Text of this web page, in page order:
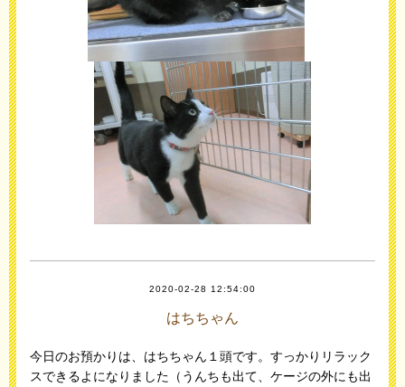
2020-02-28 12:54:00
はちちゃん
今日のお預かりは、はちちゃん１頭です。すっかりリラック
スできるよになりました（うんちも出て、ケージの外にも出